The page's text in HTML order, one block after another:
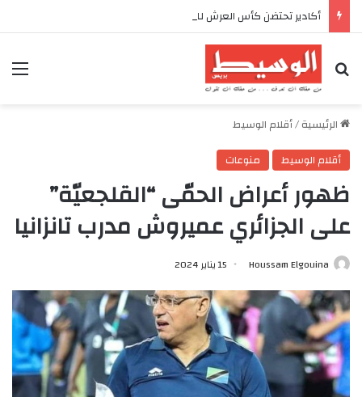
بحث عن
الرئيسية/أقلام الوسيط
أقلام الوسيط
منوعات
ظهور أعراض الحمّى “القلجعيّة”
على الجزائري عميروش مدرب تانزانيا
Houssam Elgouina 15 يناير 2024